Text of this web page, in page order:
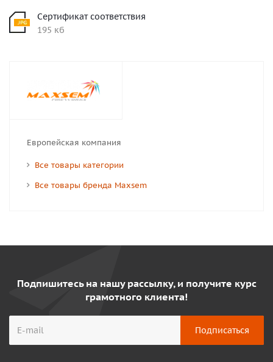
Сертификат соответствия
195 кб
Европейская компания
Все товары категории
Все товары бренда Maxsem
Подпишитесь на нашу рассылку, и получите курс
грамотного клиента!